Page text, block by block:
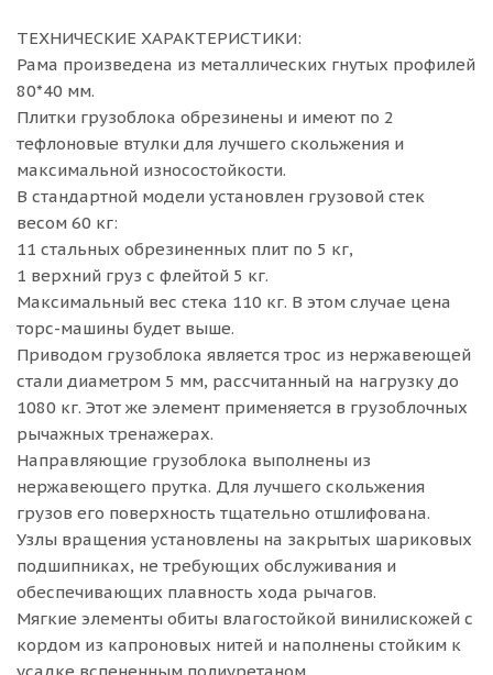
ТЕХНИЧЕСКИЕ ХАРАКТЕРИСТИКИ:
Рама произведена из металлических гнутых профилей
80*40 мм.
Плитки грузоблока обрезинены и имеют по 2
тефлоновые втулки для лучшего скольжения и
максимальной износостойкости.
В стандартной модели установлен грузовой стек
весом 60 кг:
11 стальных обрезиненных плит по 5 кг,
1 верхний груз с флейтой 5 кг.
Максимальный вес стека 110 кг. В этом случае цена
торс-машины будет выше.
Приводом грузоблока является трос из нержавеющей
стали диаметром 5 мм, рассчитанный на нагрузку до
1080 кг. Этот же элемент применяется в грузоблочных
рычажных тренажерах.
Направляющие грузоблока выполнены из
нержавеющего прутка. Для лучшего скольжения
грузов его поверхность тщательно отшлифована.
Узлы вращения установлены на закрытых шариковых
подшипниках, не требующих обслуживания и
обеспечивающих плавность хода рычагов.
Мягкие элементы обиты влагостойкой винилискожей с
кордом из капроновых нитей и наполнены стойким к